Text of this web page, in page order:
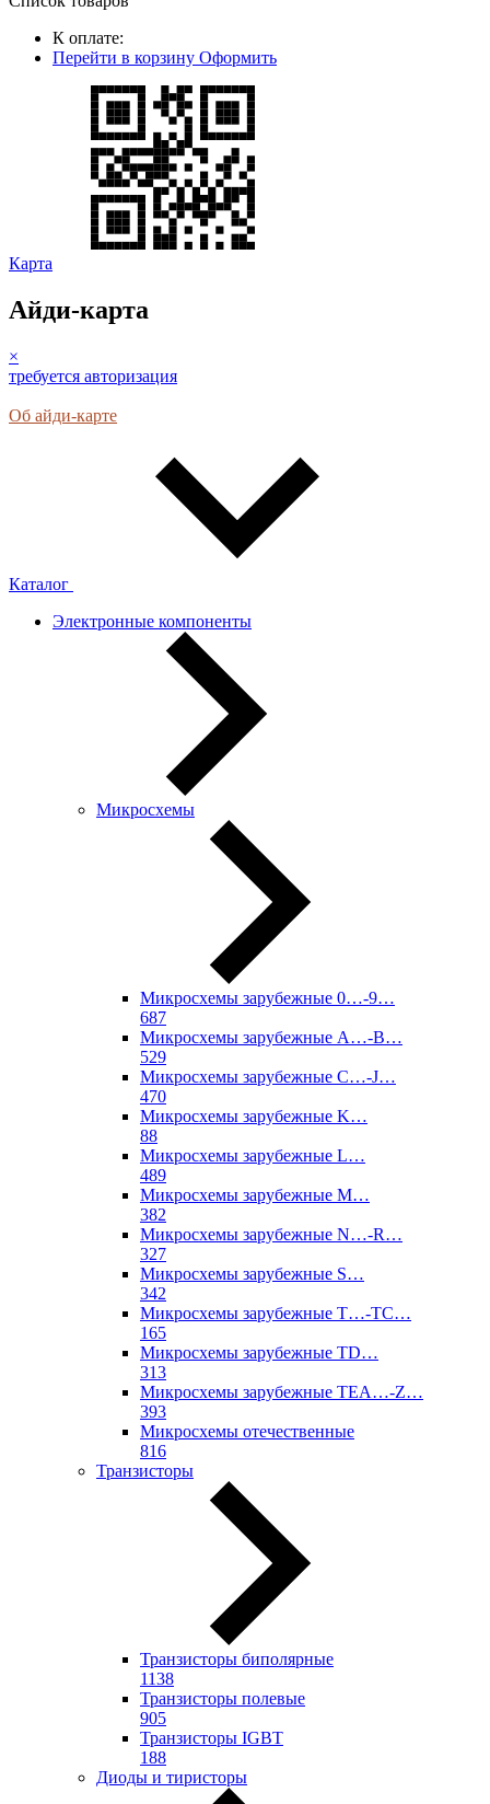
К оплате:
Перейти в корзину Оформить
Карта
Айди-карта
×
требуется авторизация
Об айди-карте
Каталог
Электронные компоненты
Микросхемы
Микросхемы зарубежные 0…-9…
687
Микросхемы зарубежные A…-B…
529
Микросхемы зарубежные C…-J…
470
Микросхемы зарубежные K…
88
Микросхемы зарубежные L…
489
Микросхемы зарубежные M…
382
Микросхемы зарубежные N…-R…
327
Микросхемы зарубежные S…
342
Микросхемы зарубежные T…-TC…
165
Микросхемы зарубежные TD…
313
Микросхемы зарубежные TEA…-Z…
393
Микросхемы отечественные
816
Транзисторы
Транзисторы биполярные
1138
Транзисторы полевые
905
Транзисторы IGBT
188
Диоды и тиристоры